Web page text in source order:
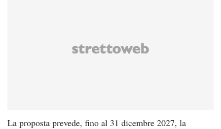
La proposta prevede, fino al 31 dicembre 2027, la